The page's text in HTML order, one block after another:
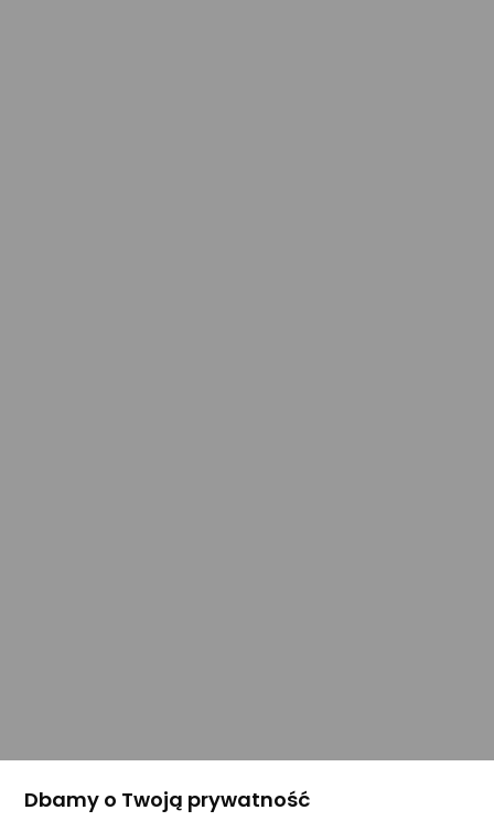
Dbamy o Twoją prywatność